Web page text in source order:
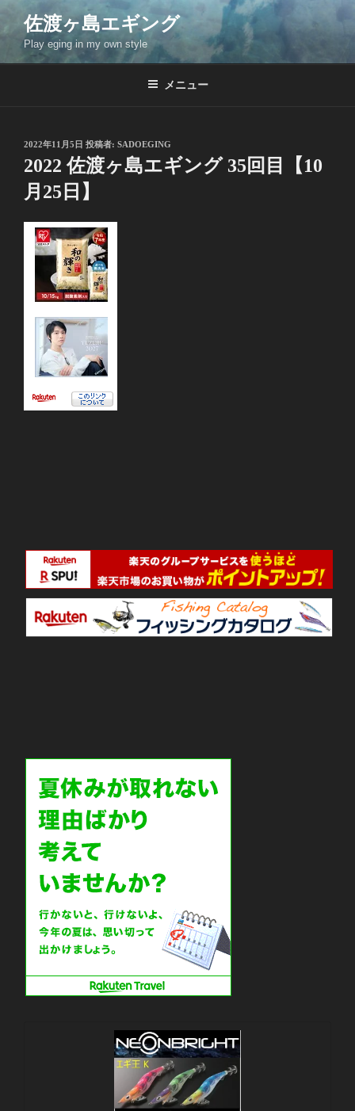
コ
ン
ン
佐渡ヶ島エギング
Play eging in my own style
メニュー
投
稿
日:
2022年11月5日 投稿者: SADOEGING
2022 佐渡ヶ島エギング 35回目【10
月25日】